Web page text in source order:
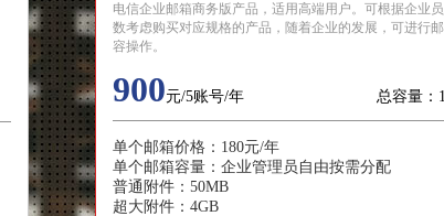
电信企业邮箱商务版产品，适用高端用户。可根据企业
数考虑购买对应规格的产品，随着企业的发展，可进行
容操作。
900元/5账号/年 总容量：
单个邮箱价格：180元/年
单个邮箱容量：企业管理员自由按需分配
普通附件：50MB
超大附件：4GB